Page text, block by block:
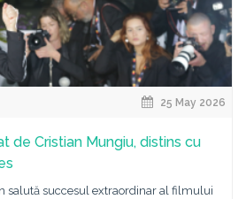
25 May 2026
de Cristian Mungiu, distins cu
salută succesul extraordinar al filmului